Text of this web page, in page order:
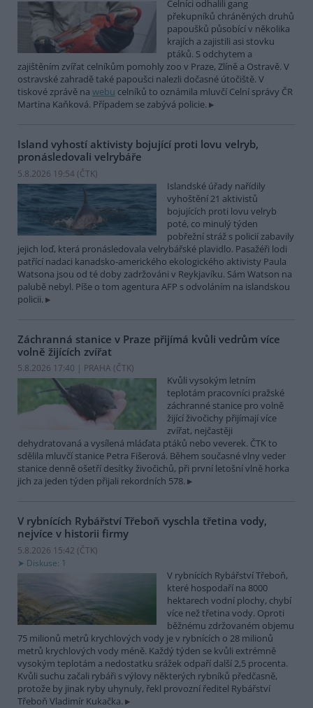
Celníci odhalili gang
překupníků chráněných druhů
papoušků působící v několika
krajích a zajistili asi stovku
ptáků. S odchytem a
zajištěním zvířat celníkům pomohly zoo v Praze, Zlíně a Ostravě. V
ostravské zahradě také papoušci nalezli dočasné útočiště. V
tiskové zprávě na webu celníků to oznámila mluvčí Celní správy ČR
Martina Kaňková. Případem se zabývá policie.
Island vyhostí aktivisty bojující proti lovu velryb,
pronásledovali velrybáře
5.8.2026 19:54 (ČTK)
Islandské úřady nařídily
vyhoštění 21 aktivistů
bojujících proti lovu velryb
poté, co minulý týden
pobřežní stráž s policií zabavily
jejich loď, která pronásledovala velrybářské plavidlo. Pasažéři lodi
patřící nadaci kanadsko-amerického ekologického aktivisty Paula
Watsona jsou od té doby zadržováni v Reykjavíku. Sám Watson na
palubě nebyl. Píše o tom agentura AFP s odvoláním na islandskou
policii.
Záchranná stanice v Praze přijímá kvůli vedrům více
volně žijících zvířat
5.8.2026 17:40 | PRAHA (ČTK)
Kvůli vysokým letním
teplotám pracovníci pražské
záchranné stanice pro volně
žijící živočichy přijímají více
zvířat, nejčastěji
dehydratovaná a vysílená mláďata ptáků nebo veverek. ČTK to
sdělila mluvčí stanice Petra Fišerová. Během současné vlny veder
stanice denně ošetří desítky živočichů, při první letošní vlně horka
jich za jeden týden přijali rekordních 578.
V rybnících Rybářství Třeboň vyschla třetina vody,
nejvíce v historii firmy
5.8.2026 15:42 (ČTK)
Diskuse: 1
V rybnících Rybářství Třeboň,
které hospodaří na 8000
hektarech vodní plochy, chybí
více než třetina vody. Oproti
běžnému zdržovaném objemu
75 milionů metrů krychlových vody je v rybnících o 28 milionů
metrů krychlových vody méně. Každý týden se kvůli extrémně
vysokým teplotám a nedostatku srážek odpaří další 2,5 procenta.
Kvůli suchu začali rybáři s výlovy některých rybníků předčasně,
protože by jinak ryby uhynuly, řekl provozní ředitel Rybářství
Třeboň Vladimír Kukačka.